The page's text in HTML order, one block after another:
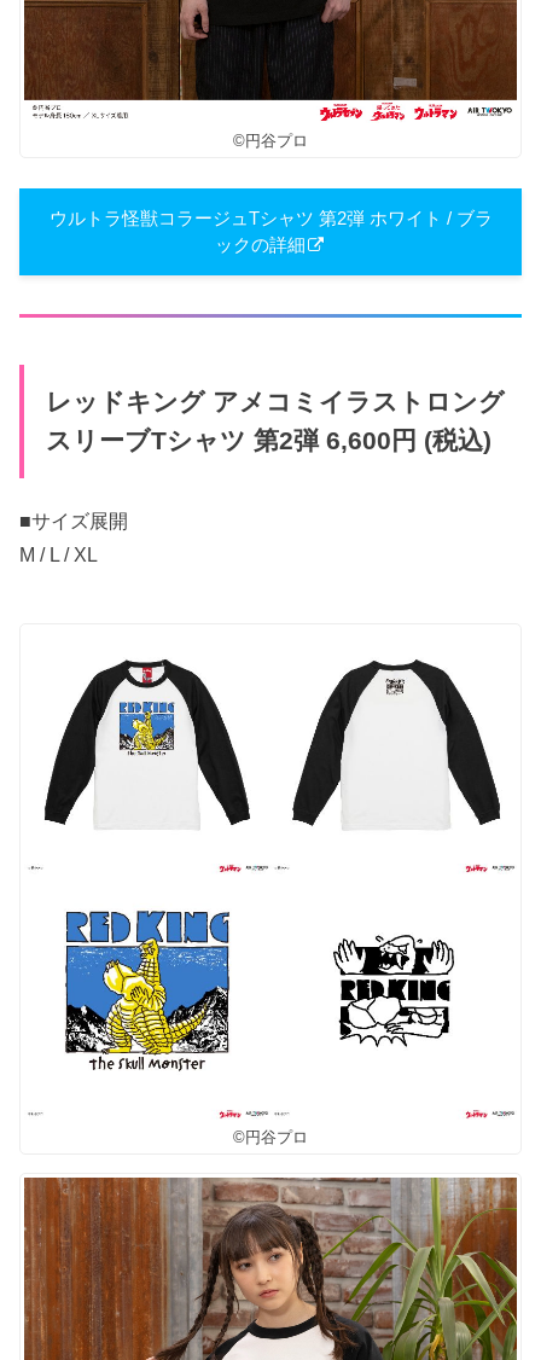
©円谷プロ
ウルトラ怪獣コラージュTシャツ 第2弾 ホワイト / ブラ
ックの詳細
レッドキング アメコミイラストロング
スリーブTシャツ 第2弾 6,600円 (税込)
■サイズ展開
M / L / XL
©円谷プロ